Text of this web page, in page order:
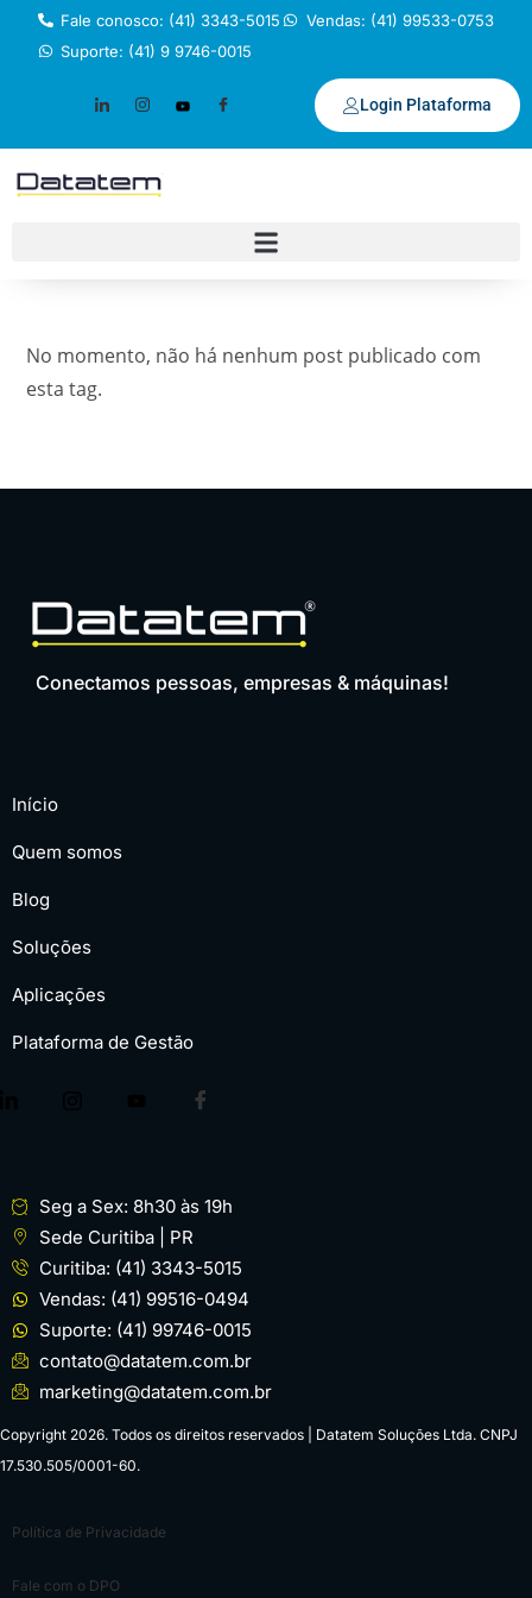
Fale conosco: (41) 3343-5015
Vendas: (41) 99533-0753
Suporte: (41) 9 9746-0015
Login Plataforma
No momento, não há nenhum post publicado com
esta tag.
Conectamos pessoas, empresas & máquinas!
Início
Quem somos
Blog
Soluções
Aplicações
Plataforma de Gestão
Seg a Sex: 8h30 às 19h
Sede Curitiba | PR
Curitiba: (41) 3343-5015
Vendas: (41) 99516-0494
Suporte: (41) 99746-0015
contato@datatem.com.br
marketing@datatem.com.br
Copyright 2026. Todos os direitos reservados | Datatem Soluções Ltda. CNPJ
17.530.505/0001-60.
Política de Privacidade
Fale com o DPO